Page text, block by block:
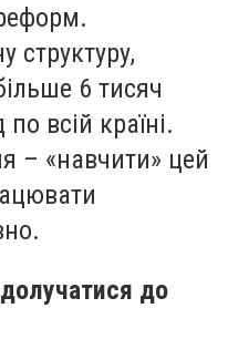
структуру,
6 тисяч
всій країні.
– «навчити» цей
до